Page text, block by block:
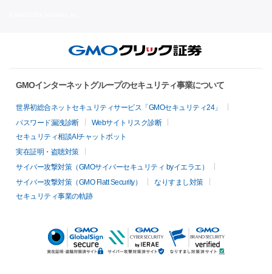
GMOインターネットグループのセキュリティ事業について
世界初総合ネットセキュリティサービス「GMOセキュリティ24」
パスワード漏洩診断
Webサイトリスク診断
セキュリティ相談AIチャットボット
実在証明・盗聴対策
サイバー攻撃対策（GMOサイバーセキュリティ byイエラエ）
サイバー攻撃対策（GMO Flatt Security）
なりすまし対策
セキュリティ事業の軌跡